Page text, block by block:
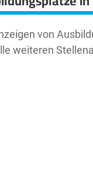
von
weiteren